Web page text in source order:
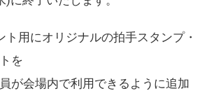
ト用にオリジナルの拍手スタンプ・
を
が会場内で利用できるように追加